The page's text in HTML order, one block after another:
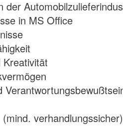
der
in MS Office
Kreativität
verhandlungssicher)